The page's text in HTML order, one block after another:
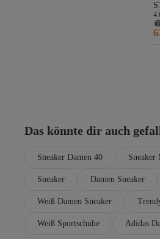
Das könnte dir auch
Sneaker Damen 40
Sneaker Damen Sneaker
Weiß Damen Sneaker
Weiß Sportschuhe Adidas